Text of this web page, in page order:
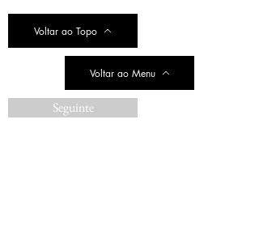
Voltar ao Topo
Voltar ao Menu
Seguinte